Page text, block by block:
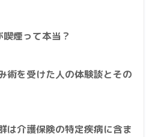
煙って本当？
術を受けた人の体験談とその
は介護保険の特定疾病に含ま